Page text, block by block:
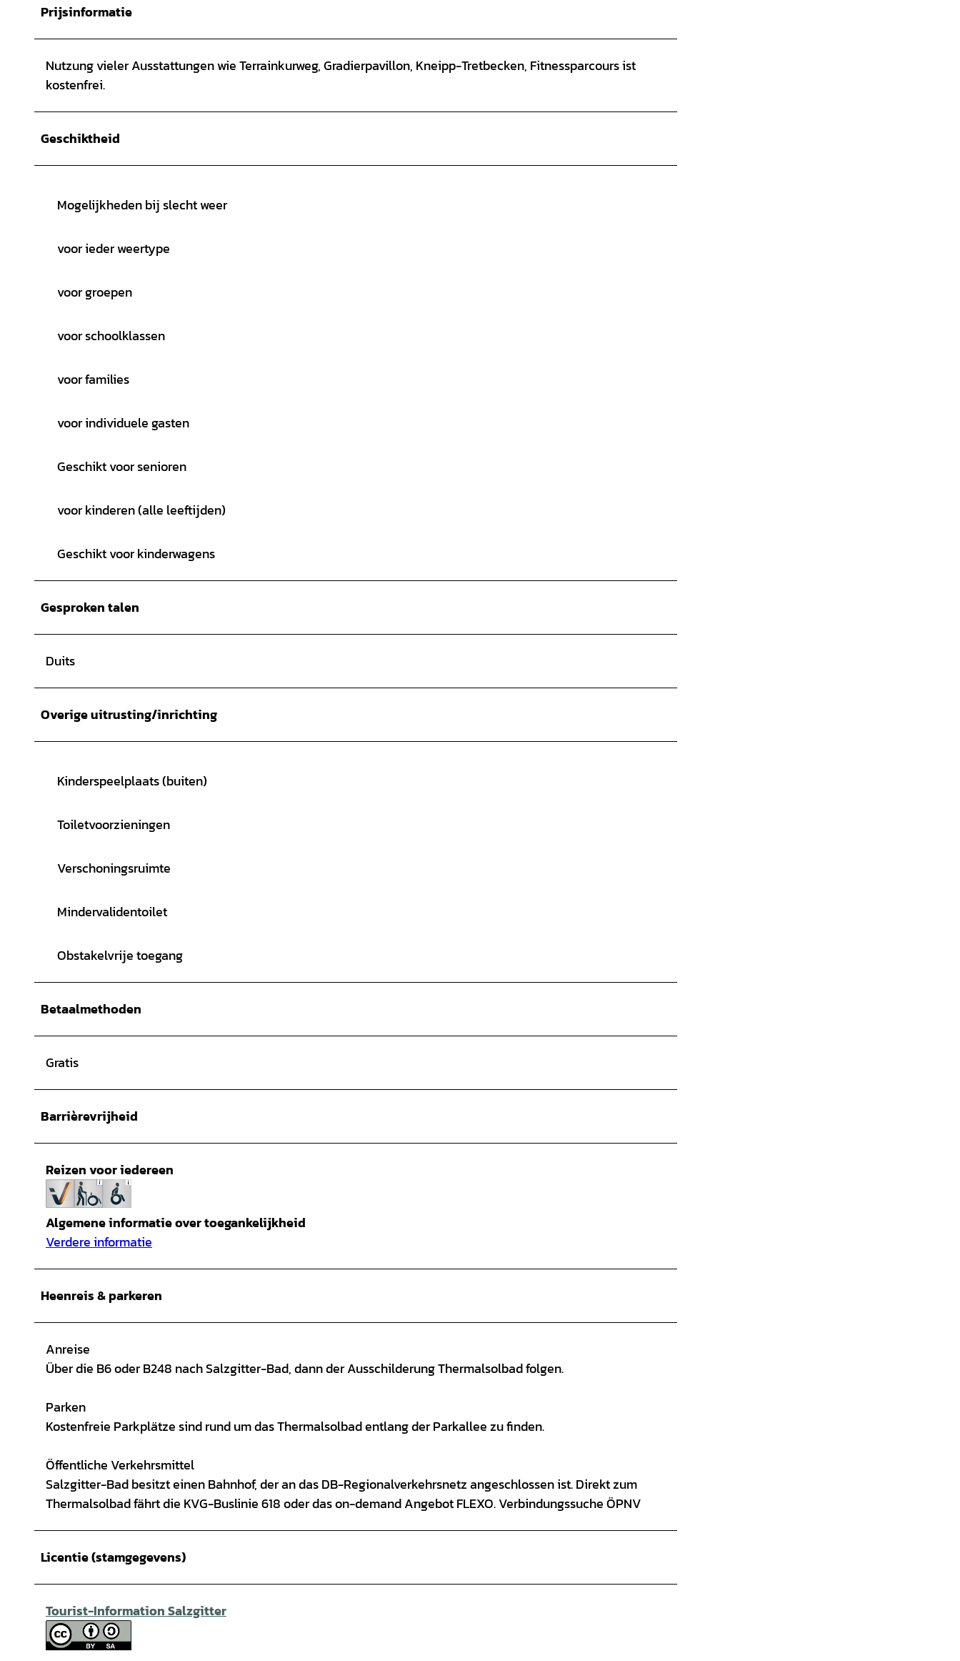
Prijsinformatie
Nutzung vieler Ausstattungen wie Terrainkurweg, Gradierpavillon, Kneipp-Tretbecken, Fitnessparcours ist
kostenfrei.
Geschiktheid
Mogelijkheden bij slecht weer
voor ieder weertype
voor groepen
voor schoolklassen
voor families
voor individuele gasten
Geschikt voor senioren
voor kinderen (alle leeftijden)
Geschikt voor kinderwagens
Gesproken talen
Duits
Overige uitrusting/inrichting
Kinderspeelplaats (buiten)
Toiletvoorzieningen
Verschoningsruimte
Mindervalidentoilet
Obstakelvrije toegang
Betaalmethoden
Gratis
Barrièrevrijheid
Reizen voor iedereen
Algemene informatie over toegankelijkheid
Verdere informatie
Heenreis & parkeren
Anreise
Über die B6 oder B248 nach Salzgitter-Bad, dann der Ausschilderung Thermalsolbad folgen.
Parken
Kostenfreie Parkplätze sind rund um das Thermalsolbad entlang der Parkallee zu finden.
Öffentliche Verkehrsmittel
Salzgitter-Bad besitzt einen Bahnhof, der an das DB-Regionalverkehrsnetz angeschlossen ist. Direkt zum
Thermalsolbad fährt die KVG-Buslinie 618 oder das on-demand Angebot FLEXO. Verbindungssuche ÖPNV
Licentie (stamgegevens)
Tourist-Information Salzgitter